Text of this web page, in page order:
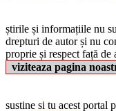
știrile și informațiile nu
drepturi de autor și nu
proprie și respect față
viziteaza pagina
sustine si tu acest portal